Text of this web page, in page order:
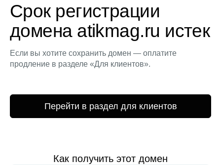
Срок регистрации
домена atikmag.ru истек
Если вы хотите сохранить домен — оплатите
продление в разделе «Для клиентов».
Перейти в раздел для клиентов
Как получить этот домен